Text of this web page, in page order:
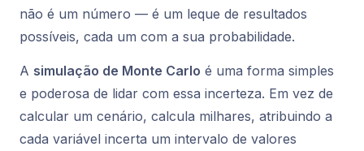
não é um número — é um leque de resultados
possíveis, cada um com a sua probabilidade.
A simulação de Monte Carlo é uma forma simples
e poderosa de lidar com essa incerteza. Em vez de
calcular um cenário, calcula milhares, atribuindo a
cada variável incerta um intervalo de valores